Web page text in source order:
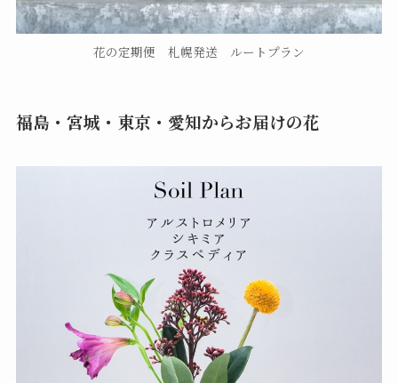
花の定期便 札幌発送 ルートプラン
福島・宮城・東京・愛知からお届けの花